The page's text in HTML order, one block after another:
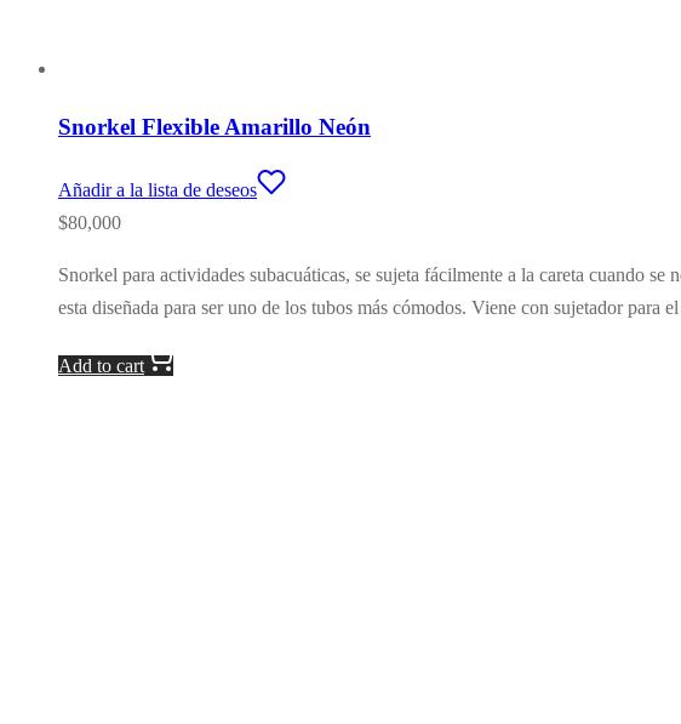
Snorkel Flexible Amarillo Neón
Añadir a la lista de deseos
$80,000
Snorkel para actividades subacuáticas, se sujeta fácilmente a la careta cuando
esta diseñada para ser uno de los tubos más cómodos. Viene con sujetador para
Add to cart